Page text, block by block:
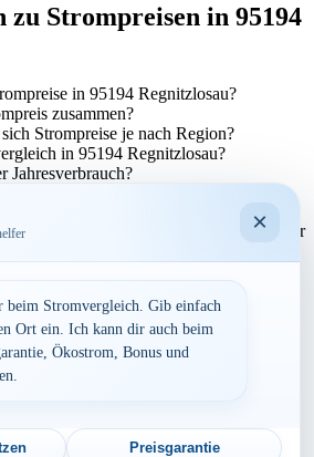
zu Strompreisen in 95194
in 95194 Regnitzlosau?
zusammen?
Strompreise je nach Region?
in 95194 Regnitzlosau?
Jahresverbrauch?
je nach Region aufgrund unterschiedlicher
In städtischen Gebieten können die
sein als in ländlicheren Gegenden.
sich regional unterscheiden.
2026 Bayern
Hof
Altenstadt a.d. Waldnaab
Suchen
×
Stromvergleich. Gib einfach
Ort ein. Ich kann dir auch beim
Ökostrom, Bonus und
Preisgarantie